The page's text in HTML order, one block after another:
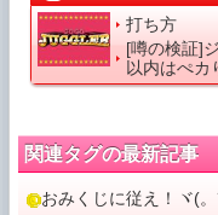
打ち方
[噂の検証]
以内はぺカ
関連タグの最新記事
おみくじに従え！ヾ(。